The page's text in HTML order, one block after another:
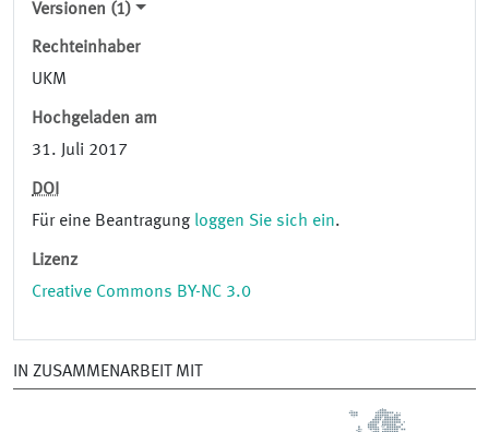
Versionen (1)
Rechteinhaber
UKM
Hochgeladen am
31. Juli 2017
DOI
Für eine Beantragung loggen Sie sich ein.
Lizenz
Creative Commons BY-NC 3.0
IN ZUSAMMENARBEIT MIT